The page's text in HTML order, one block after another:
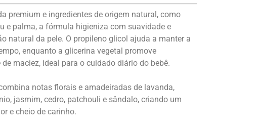
premium e ingredientes de origem natural, como
e palma, a fórmula higieniza com suavidade e
natural da pele. O propileno glicol ajuda a manter a
enquanto a glicerina vegetal promove
maciez, ideal para o cuidado diário do bebê.
notas florais e amadeiradas de lavanda,
jasmim, cedro, patchouli e sândalo, criando um
e cheio de carinho.